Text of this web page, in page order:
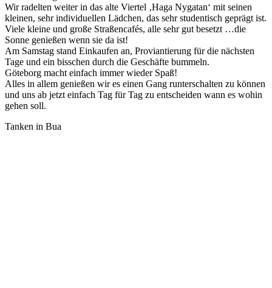
Wir radelten weiter in das alte Viertel ‚Haga Nygatan‘ mit seinen
kleinen, sehr individuellen Lädchen, das sehr studentisch geprägt ist.
Viele kleine und große Straßencafés, alle sehr gut besetzt …die
Sonne genießen wenn sie da ist!
Am Samstag stand Einkaufen an, Proviantierung für die nächsten
Tage und ein bisschen durch die Geschäfte bummeln.
Göteborg macht einfach immer wieder Spaß!
Alles in allem genießen wir es einen Gang runterschalten zu können
und uns ab jetzt einfach Tag für Tag zu entscheiden wann es wohin
gehen soll.
Tanken in Bua